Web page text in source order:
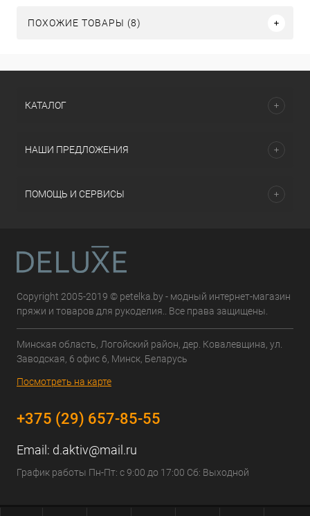
ПОХОЖИЕ ТОВАРЫ (8)
КАТАЛОГ
НАШИ ПРЕДЛОЖЕНИЯ
ПОМОЩЬ И СЕРВИСЫ
Copyright 2005-2019 © petelka.by - модный интернет-магазин
пряжи и товаров для рукоделия.. Все права защищены.
Минская область, Логойский район, дер. Ковалевщина, ул.
Заводская, 6 офис 6, Минск, Беларусь
Посмотреть на карте
+375 (29) 657-85-55
Email: d.aktiv@mail.ru
График работы Пн-Пт: с 9:00 до 17:00 Сб: Выходной